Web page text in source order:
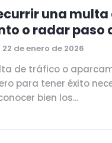
una multa
o radar paso
22 de enero de 2026
de tráfico o
para tener éxito
bien los...